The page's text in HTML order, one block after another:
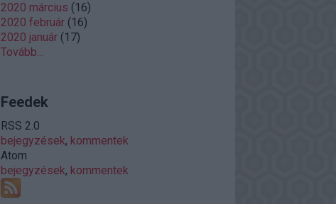
2020 március (16)
2020 február (16)
2020 január (17)
Tovább...
Feedek
RSS 2.0
bejegyzések, kommentek
Atom
bejegyzések, kommentek